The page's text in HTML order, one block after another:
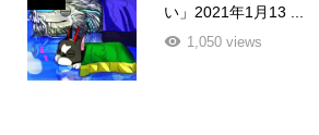
い」2021年1月13 ...
1,050 views